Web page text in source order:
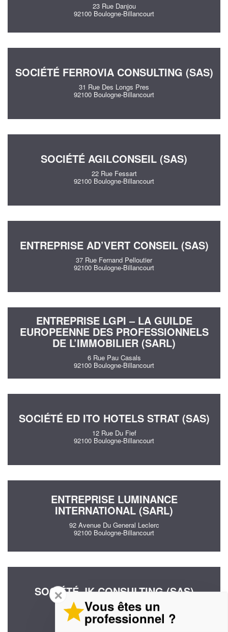
23 Rue Danjou
92100 Boulogne-Billancourt
SOCIÉTÉ FERROVIA CONSULTING (SAS)
31 Rue Des Longs Pres
92100 Boulogne-Billancourt
SOCIÉTÉ AGILCONSEIL (SAS)
22 Rue Fessart
92100 Boulogne-Billancourt
ENTREPRISE AD’VERT CONSEIL (SAS)
37 Rue Fernand Pelloutier
92100 Boulogne-Billancourt
ENTREPRISE LGPI – LA GUILDE
EUROPEENNE DES PROFESSIONNELS
DE L’IMMOBILIER (SARL)
6 Rue Pau Casals
92100 Boulogne-Billancourt
SOCIÉTÉ ED ITO HOTELS STRAT (SAS)
12 Rue Du Fief
92100 Boulogne-Billancourt
ENTREPRISE LUMINANCE
INTERNATIONAL (SARL)
92 Avenue Du General Leclerc
92100 Boulogne-Billancourt
SOCIÉTÉ JK CONSULTING (SAS)
71 Rue Barthelemy Danjou
92100 Boulogne-Billancourt
✕
Vous êtes un
professionnel ?